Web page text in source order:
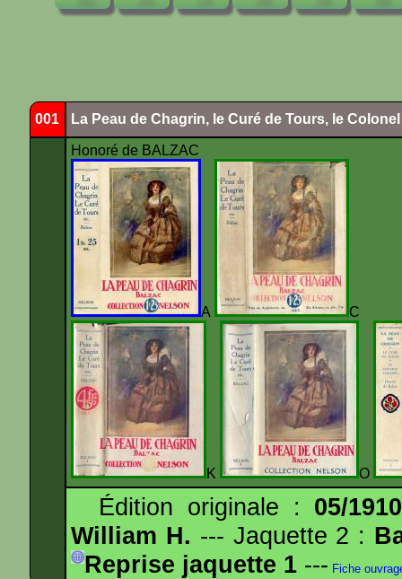
001 La Peau de Chagrin, le Curé de Tours, le
Honoré de BALZAC
A
K O
Édition originale : 05/1910
William H. --- Jaquette 2 :
Reprise jaquette 1 --- Fiche